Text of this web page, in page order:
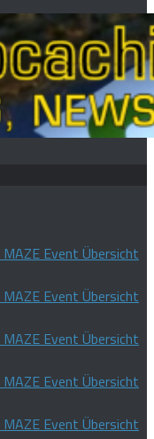
Event Übersicht
Event Übersicht
Event Übersicht
Event Übersicht
Event Übersicht